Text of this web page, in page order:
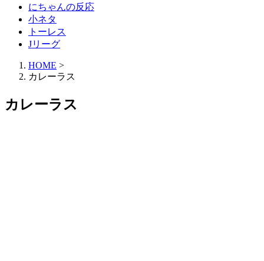
にちゃんの反応
小ネタ
トーレス
Jリーグ
HOME >
カレーラス
カレーラス